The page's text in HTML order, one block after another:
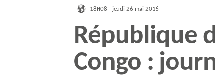
18H08 - jeudi 26 mai 2016
République
Congo :